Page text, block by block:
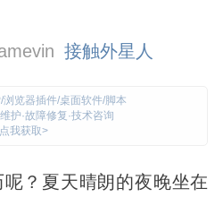
接触外星人
浏览器插件/桌面软件/脚本
护·故障修复·技术咨询
点我获取>
？夏天晴朗的夜晚坐在